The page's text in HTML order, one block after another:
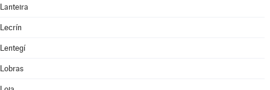
Lanteira
Lecrín
Lentegí
Lobras